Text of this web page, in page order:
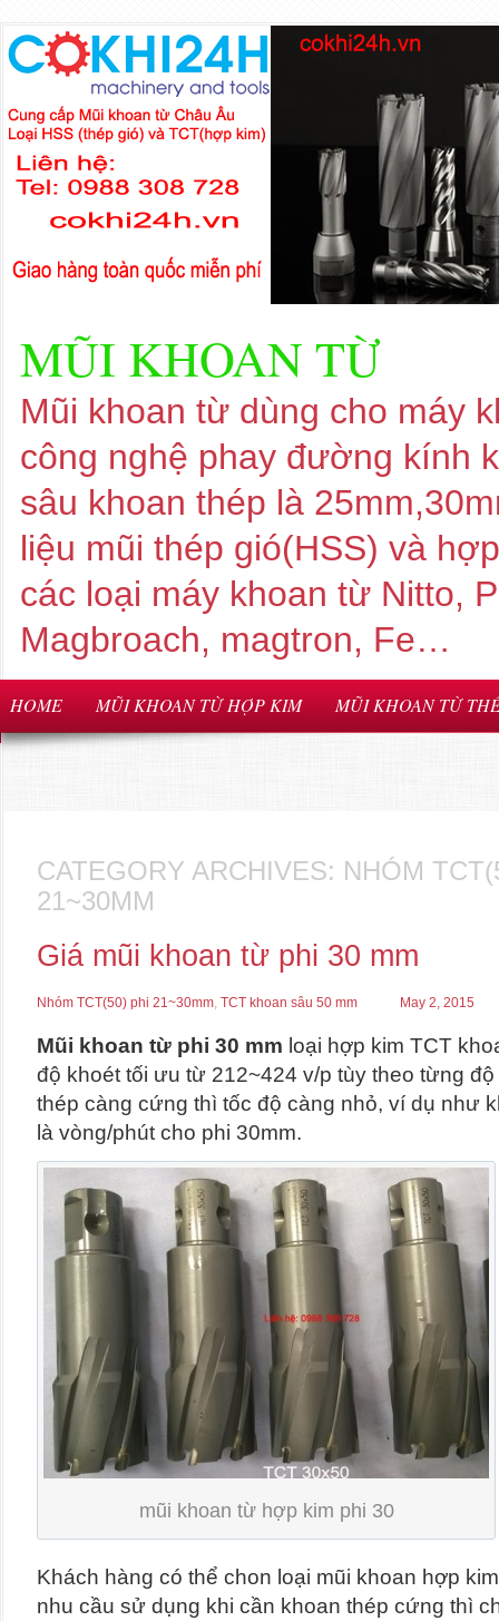
MŨI KHOAN TỪ
Mũi khoan từ dùng cho máy
công nghệ phay đường kính
sâu khoan thép là
liệu mũi thép gió(HSS) và
các loại máy khoan từ Nitto,
Magbroach, magtron, Fe…
HOME MŨI KHOAN TỪ HỢP KIM MŨI KHOAN TỪ
CATEGORY ARCHIVES: NHÓM
21~30MM
Giá mũi khoan từ phi 30 mm
Nhóm TCT(50) phi 21~30mm, TCT khoan sâu 50 mm May 2, 2015
Mũi khoan từ phi 30 mm loại hợp kim TCT
độ khoét tối ưu từ 212~424 v/p tùy theo từng
thép càng cứng thì tốc độ càng nhỏ, ví dụ như
là vòng/phút cho phi 30mm.
mũi khoan từ hợp kim phi 30
Khách hàng có thể chon loại mũi khoan hợp
nhu cầu sử dụng khi cần khoan thép cứng thì